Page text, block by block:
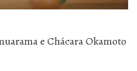
e Chácara Okamoto